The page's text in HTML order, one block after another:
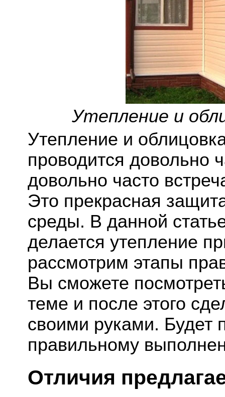
Утепление и
Утепление и
проводится довольно
довольно часто
Это прекрасная
среды. В данной
делается утепление
рассмотрим этапы
Вы сможете
теме и после этого
своими руками. Будет
правильному
Отличия